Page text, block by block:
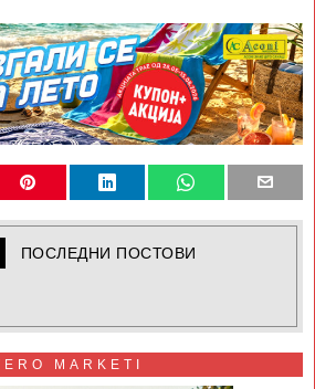
ПОСЛЕДНИ ПОСТОВИ
MARKETI